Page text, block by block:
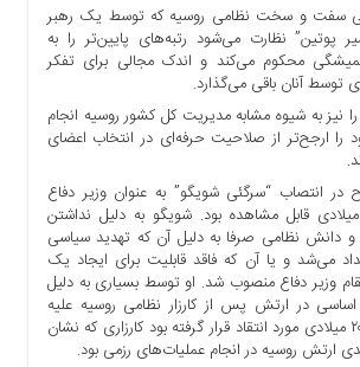
سفت و سخت نظامی روسیه که توسط یک رهبر
پوتین” نظارت می‌شود رتبه‌های پایین‌تر را به
محکوم می‌کند و اندک مجالی برای تفکر
توسط آنان باقی می‌گذارد.
نیز به شیوه مشابه مدیریت کل کشور روسیه انجام
را ارجح‌تر از صلاحیت حرفه‌ای در انتخاب اعضای
انتصاب “سرگئی شویگو” به عنوان وزیر دفاع
روسیه در سال ۲۰۱۲ میلادی قابل مشاهده بود. شویگو به دلیل نداشتن
و دانش نظامی صرفا به دلیل آن که تهدید سیاسی
می‌شد و یا آن که فاقد قابلیت برای ایجاد یک
وزیر دفاع منصوب شد. او توسط بسیاری به دلیل
در ارتش پس از کارزار نظامی روسیه علیه
گرجستان در سال ۲۰۰۸ میلادی مورد انتقاد قرار گرفته بود کارزاری که نشان
ارتش روسیه در انجام عملیات‌های رزمی بود.